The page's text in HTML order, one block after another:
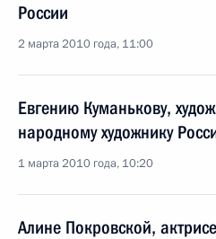
России
2 марта 2010 года, 11:00
Евгению Куманькову,
народному художнику
1 марта 2010 года, 10:20
Алине Покровской,